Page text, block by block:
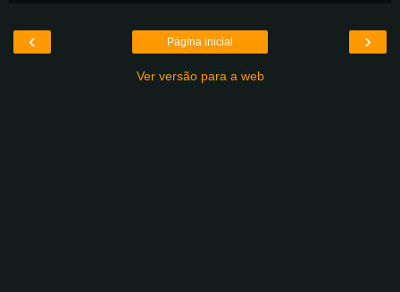
‹ ›
Página inicial
Ver versão para a web